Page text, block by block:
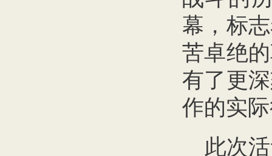
幕，标
苦卓绝
有了更
作的实
此次